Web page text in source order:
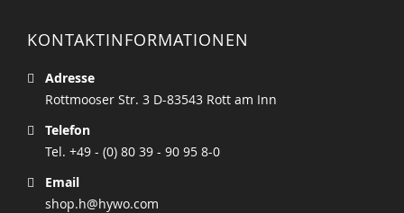
KONTAKTINFORMATIONEN
Adresse
Rottmooser Str. 3 D-83543 Rott am Inn
Telefon
Tel. +49 - (0) 80 39 - 90 95 8-0
Email
shop.h@hywo.com